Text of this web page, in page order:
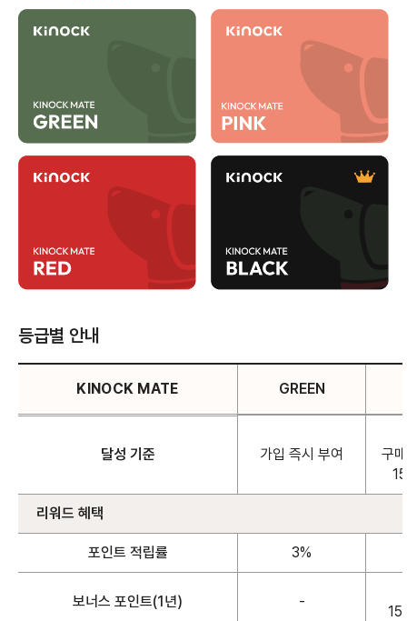
등급별 안내
KINOCK MATE GREEN
달성 기준 가입 즉시 부여
구
리워드 혜택
포인트 적립률 3%
보너스 포인트(1년) -